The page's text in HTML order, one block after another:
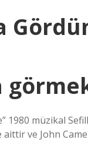
1980 müzikal
ve John